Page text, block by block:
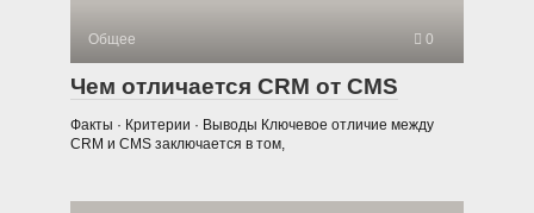
Общее 0
Чем отличается CRM от CMS
Факты · Критерии · Выводы Ключевое отличие между
CRM и CMS заключается в том,